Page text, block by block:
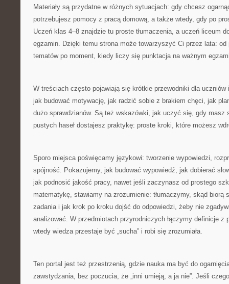
Materiały są przydatne w różnych sytuacjach: gdy chcesz
potrzebujesz pomocy z pracą domową, a także wtedy, gdy po
Uczeń klas 4–8 znajdzie tu proste tłumaczenia, a uczeń liceum
egzamin. Dzięki temu strona może towarzyszyć Ci przez lata:
tematów po moment, kiedy liczy się punktacja na ważnym
W treściach często pojawiają się krótkie przewodniki dla uczniów
jak budować motywację, jak radzić sobie z brakiem chęci, jak
dużo sprawdzianów. Są też wskazówki, jak uczyć się, gdy masz
pustych haseł dostajesz praktykę: proste kroki, które możesz
Sporo miejsca poświęcamy językowi: tworzenie wypowiedzi,
spójność. Pokazujemy, jak budować wypowiedź, jak dobierać
jak podnosić jakość pracy, nawet jeśli zaczynasz od prostego
matematykę, stawiamy na zrozumienie: tłumaczymy, skąd biorą
zadania i jak krok po kroku dojść do odpowiedzi, żeby nie
analizować. W przedmiotach przyrodniczych łączymy definicje z
wtedy wiedza przestaje być „sucha” i robi się zrozumiała.
Ten portal jest też przestrzenią, gdzie nauka ma być do
zawstydzania, bez poczucia, że „inni umieją, a ja nie”. Jeśli